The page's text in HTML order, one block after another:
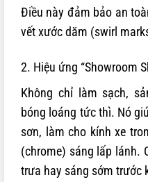
Điều này đảm bảo an
vết xước dăm (swirl
2. Hiệu ứng “Showroom
Không chỉ làm sạch,
bóng loáng tức thì. Nó
sơn, làm cho kính xe
(chrome) sáng lấp lánh.
trưa hay sáng sớm trước